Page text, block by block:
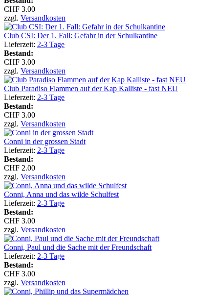
CHF 3.00
zzgl. Versandkosten
Club CSI: Der 1. Fall: Gefahr in der Schulkantine
Lieferzeit: 2-3 Tage
Bestand:
CHF 3.00
zzgl. Versandkosten
Club Paradiso Flammen auf der Kap Kalliste - fast NEU
Lieferzeit: 2-3 Tage
Bestand:
CHF 3.00
zzgl. Versandkosten
Conni in der grossen Stadt
Lieferzeit: 2-3 Tage
Bestand:
CHF 2.00
zzgl. Versandkosten
Conni, Anna und das wilde Schulfest
Lieferzeit: 2-3 Tage
Bestand:
CHF 3.00
zzgl. Versandkosten
Conni, Paul und die Sache mit der Freundschaft
Lieferzeit: 2-3 Tage
Bestand:
CHF 3.00
zzgl. Versandkosten